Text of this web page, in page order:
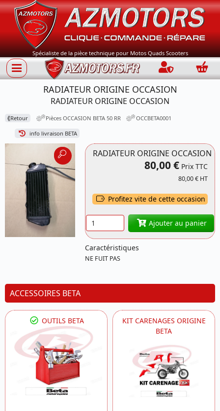
Spécialiste de la pièce technique pour Motos Quads Scooters
Connection
RADIATEUR ORIGINE OCCASION
RADIATEUR ORIGINE OCCASION
⟪Retour Pièces OCCASION BETA 50 RR OCCBETA0001
info livraison BETA
RADIATEUR ORIGINE OCCASION
80,00 € Prix TTC
80,00 € HT
Profitez vite de cette occasion
Quantité Ajouter au panier
Caractéristiques
NE FUIT PAS
ACCESSOIRES BETA
OUTILS BETA
KIT CARENAGES ORIGINE
BETA